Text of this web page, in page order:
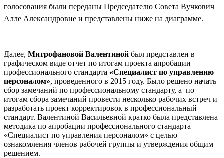
голосования были переданы Председателю Совета Вучкович
Алле Александровне и представлены ниже на диаграмме.
Далее, Митрофановой Валентиной был представлен в
графическом виде отчет по итогам проекта апробации
профессионального стандарта «Специалист по управлению
персоналом», проведенного в 2015 году. Было решено начать
сбор замечаний по профессиональному стандарту, а по
итогам сбора замечаний провести несколько рабочих встреч и
разработать проект корректировок в профессиональный
стандарт. Валентиной Васильевной кратко была представлена
методика по апробации профессионального стандарта
«Специалист по управления персоналом» с целью
ознакомления членов рабочей группы и утверждения общим
решением.